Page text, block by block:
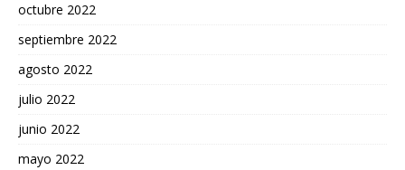
octubre 2022
septiembre 2022
agosto 2022
julio 2022
junio 2022
mayo 2022